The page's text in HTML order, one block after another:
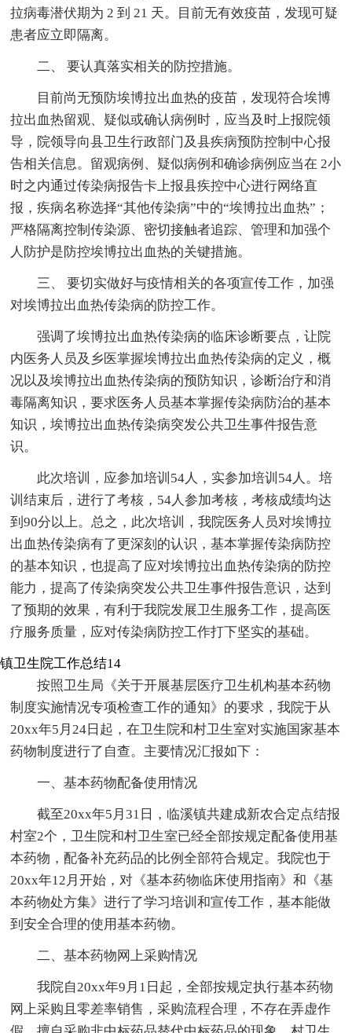
拉病毒潜伏期为 2 到 21 天。目前无有效疫苗，发现可疑
患者应立即隔离。
二、 要认真落实相关的防控措施。
目前尚无预防埃博拉出血热的疫苗，发现符合埃博
拉出血热留观、疑似或确认病例时，应当及时上报院领
导，院领导向县卫生行政部门及县疾病预防控制中心报
告相关信息。留观病例、疑似病例和确诊病例应当在 2小
时之内通过传染病报告卡上报县疾控中心进行网络直
报，疾病名称选择“其他传染病”中的“埃博拉出血热”；
严格隔离控制传染源、密切接触者追踪、管理和加强个
人防护是防控埃博拉出血热的关键措施。
三、 要切实做好与疫情相关的各项宣传工作，加强
对埃博拉出血热传染病的防控工作。
强调了埃博拉出血热传染病的临床诊断要点，让院
内医务人员及乡医掌握埃博拉出血热传染病的定义，概
况以及埃博拉出血热传染病的预防知识，诊断治疗和消
毒隔离知识，要求医务人员基本掌握传染病防治的基本
知识，埃博拉出血热传染病突发公共卫生事件报告意
识。
此次培训，应参加培训54人，实参加培训54人。培
训结束后，进行了考核，54人参加考核，考核成绩均达
到90分以上。总之，此次培训，我院医务人员对埃博拉
出血热传染病有了更深刻的认识，基本掌握传染病防控
的基本知识，也提高了应对埃博拉出血热传染病的防控
能力，提高了传染病突发公共卫生事件报告意识，达到
了预期的效果，有利于我院发展卫生服务工作，提高医
疗服务质量，应对传染病防控工作打下坚实的基础。
镇卫生院工作总结14
按照卫生局《关于开展基层医疗卫生机构基本药物
制度实施情况专项检查工作的通知》的要求，我院于从
20xx年5月24日起，在卫生院和村卫生室对实施国家基本
药物制度进行了自查。主要情况汇报如下：
一、基本药物配备使用情况
截至20xx年5月31日，临溪镇共建成新农合定点结报
村室2个，卫生院和村卫生室已经全部按规定配备使用基
本药物，配备补充药品的比例全部符合规定。我院也于
20xx年12月开始，对《基本药物临床使用指南》和《基
本药物处方集》进行了学习培训和宣传工作，基本能做
到安全合理的使用基本药物。
二、基本药物网上采购情况
我院自20xx年9月1日起，全部按规定执行基本药物
网上采购且零差率销售，采购流程合理，不存在弄虚作